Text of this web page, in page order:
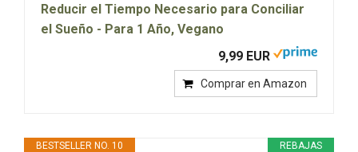
Reducir el Tiempo Necesario para Conciliar
el Sueño - Para 1 Año, Vegano
9,99 EUR
Comprar en Amazon
REBAJAS
BESTSELLER NO. 10